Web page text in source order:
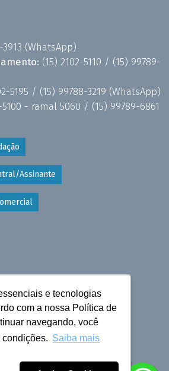
e tecnologias
com a nossa Política de
navegando, você
condições. Saiba mais
(WhatsApp)
(15) 2102-5110 / (15) 99789-
5195 / (15) 99788-3219 (WhatsApp)
5100 - ramal 5060 / (15) 99789-6861
Assinante
reservados © 2026 Cruzeiro do Sul